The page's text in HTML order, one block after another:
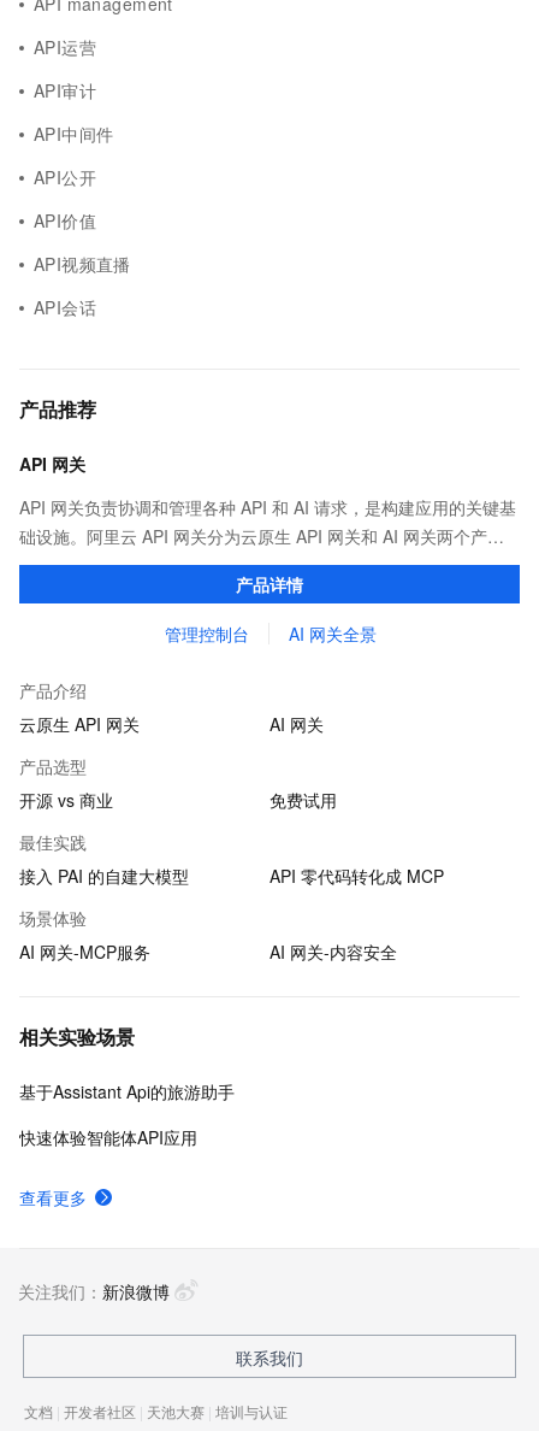
API运营
API审计
API中间件
API公开
API价值
API视频直播
API会话
产品推荐
API 网关
API 网关负责协调和管理各种 API 和 AI 请求，是构建应用的关键基
础设施。阿里云 API 网关分为云原生 API 网关和 AI 网关两个产
品。
产品详情
管理控制台 AI 网关全景
产品介绍
云原生 API 网关
AI 网关
产品选型
开源 vs 商业
免费试用
最佳实践
接入 PAI 的自建大模型
API 零代码转化成 MCP
场景体验
AI 网关-MCP服务
AI 网关-内容安全
相关实验场景
基于Assistant Api的旅游助手
快速体验智能体API应用
查看更多
关注我们： 新浪微博
联系我们
文档 | 开发者社区 | 天池大赛 | 培训与认证